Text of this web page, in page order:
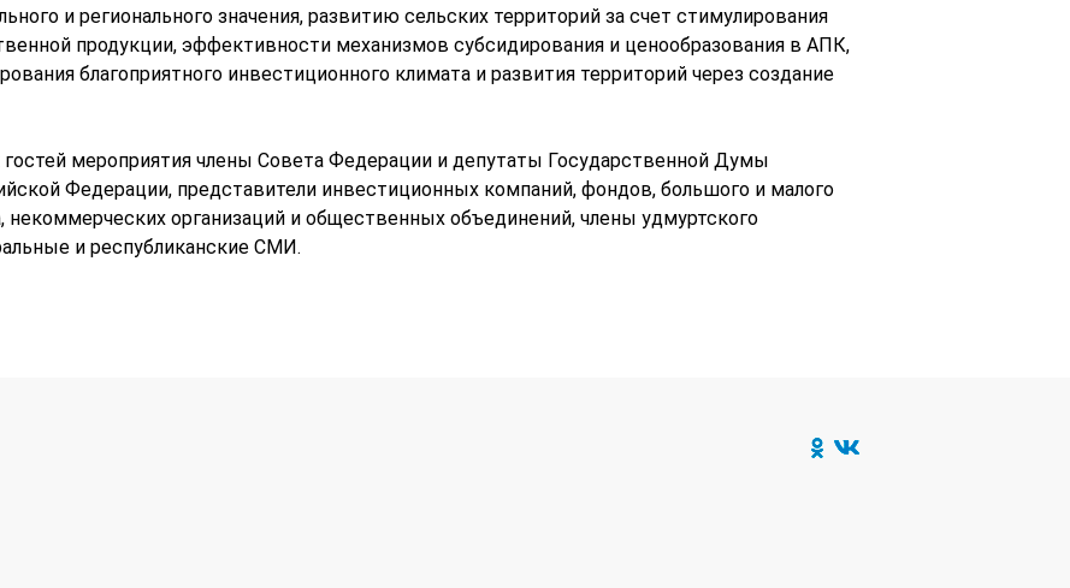
и регионального значения, развитию сельских территорий за счет стимулирования
продукции, эффективности механизмов субсидирования и ценообразования в АПК,
благоприятного инвестиционного климата и развития территорий через создание
мероприятия члены Совета Федерации и депутаты Государственной Думы
Федерации, представители инвестиционных компаний, фондов, большого и малого
некоммерческих организаций и общественных объединений, члены удмуртского
и республиканские СМИ.